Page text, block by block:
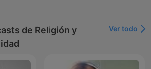
de Religión y
Ver todo